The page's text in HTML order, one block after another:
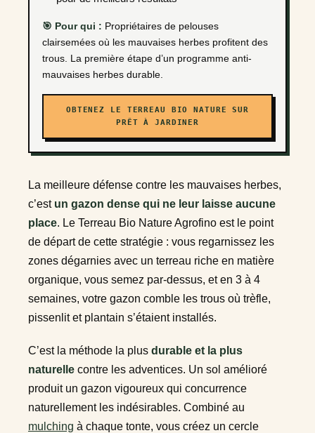
🎯 Pour qui : Propriétaires de pelouses
clairsemées où les mauvaises herbes profitent des
trous. La première étape d’un programme anti-
mauvaises herbes durable.
OBTENEZ LE TERREAU BIO NATURE SUR
PRÊT À JARDINER
La meilleure défense contre les mauvaises herbes,
c’est un gazon dense qui ne leur laisse aucune
place. Le Terreau Bio Nature Agrofino est le point
de départ de cette stratégie : vous regarnissez les
zones dégarnies avec un terreau riche en matière
organique, vous semez par-dessus, et en 3 à 4
semaines, votre gazon comble les trous où trèfle,
pissenlit et plantain s’étaient installés.
C’est la méthode la plus durable et la plus
naturelle contre les adventices. Un sol amélioré
produit un gazon vigoureux qui concurrence
naturellement les indésirables. Combiné au
mulching à chaque tonte, vous créez un cercle